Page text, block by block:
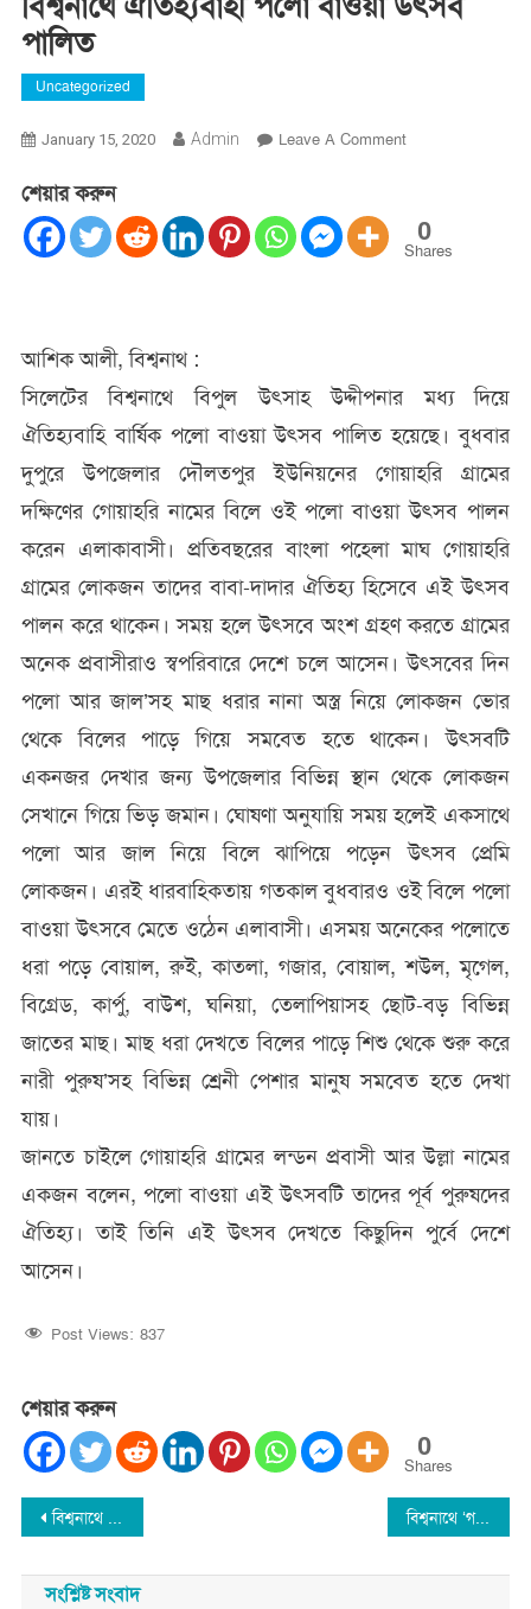
পালিত
Uncategorized
January 15, 2020 Admin Leave A CommentOn
পলো
বাওয়া
শেয়ার করুন
0
Shares
আশিক আলী, বিশ্বনাথ :
সিলেটের বিশ্বনাথে বিপুল উৎসাহ উদ্দীপনার মধ্য দিয়ে
ঐতিহ্যবাহি বার্ষিক পলো বাওয়া উৎসব পালিত হয়েছে। বুধবার
দুপুরে উপজেলার দৌলতপুর ইউনিয়নের গোয়াহরি গ্রামের
দক্ষিণের গোয়াহরি নামের বিলে ওই পলো বাওয়া উৎসব পালন
করেন এলাকাবাসী। প্রতিবছরের বাংলা পহেলা মাঘ গোয়াহরি
গ্রামের লোকজন তাদের বাবা-দাদার ঐতিহ্য হিসেবে এই উৎসব
পালন করে থাকেন। সময় হলে উৎসবে অংশ গ্রহণ করতে গ্রামের
অনেক প্রবাসীরাও স্বপরিবারে দেশে চলে আসেন। উৎসবের দিন
পলো আর জাল’সহ মাছ ধরার নানা অস্ত্র নিয়ে লোকজন ভোর
থেকে বিলের পাড়ে গিয়ে সমবেত হতে থাকেন। উৎসবটি
একনজর দেখার জন্য উপজেলার বিভিন্ন স্থান থেকে লোকজন
সেখানে গিয়ে ভিড় জমান। ঘোষণা অনুযায়ি সময় হলেই একসাথে
পলো আর জাল নিয়ে বিলে ঝাপিয়ে পড়েন উৎসব প্রেমি
লোকজন। এরই ধারবাহিকতায় গতকাল বুধবারও ওই বিলে পলো
বাওয়া উৎসবে মেতে ওঠেন এলাবাসী। এসময় অনেকের পলোতে
ধরা পড়ে বোয়াল, রুই, কাতলা, গজার, বোয়াল, শউল, মৃগেল,
বিগ্রেড, কার্পু, বাউশ, ঘনিয়া, তেলাপিয়াসহ ছোট-বড় বিভিন্ন
জাতের মাছ। মাছ ধরা দেখতে বিলের পাড়ে শিশু থেকে শুরু করে
নারী পুরুষ’সহ বিভিন্ন শ্রেনী পেশার মানুষ সমবেত হতে দেখা
যায়।
জানতে চাইলে গোয়াহরি গ্রামের লন্ডন প্রবাসী আর উল্লা নামের
একজন বলেন, পলো বাওয়া এই উৎসবটি তাদের পূর্ব পুরুষদের
ঐতিহ্য। তাই তিনি এই উৎসব দেখতে কিছুদিন পুর্বে দেশে
আসেন।
Post Views: 837
শেয়ার করুন
0
Shares
Post
navigation
বিশ্বনাথে প্রবাসীর বসত ঘরে আগুন : নিয়ন্ত্রনে সেনা সদস্যরা বিশ্বনাথে ‘গরিব অসহায় কল্যাণ ফান্ড’র’ নগদ অর্থ ও গোশত বিতরণ
সংশ্লিষ্ট সংবাদ